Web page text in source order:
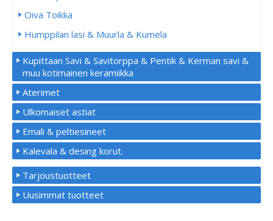
Oiva Toikka
Humppilan lasi & Muurla & Kumela
Kupittaan Savi & Savitorppa & Pentik & Kerman savi &
muu kotimainen keramiikka
Aterimet
Ulkomaiset astiat
Emali & peltiesineet
Kalevala & desing korut.
Tarjoustuotteet
Uusimmat tuotteet